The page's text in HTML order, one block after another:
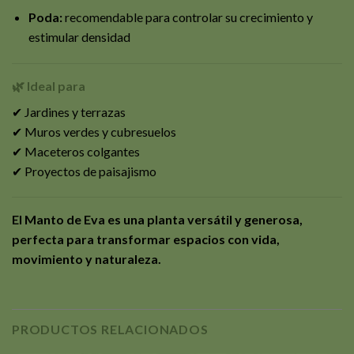
Poda: recomendable para controlar su crecimiento y
estimular densidad
🌿 Ideal para
✔ Jardines y terrazas
✔ Muros verdes y cubresuelos
✔ Maceteros colgantes
✔ Proyectos de paisajismo
El Manto de Eva es una planta versátil y generosa,
perfecta para transformar espacios con vida,
movimiento y naturaleza.
PRODUCTOS RELACIONADOS